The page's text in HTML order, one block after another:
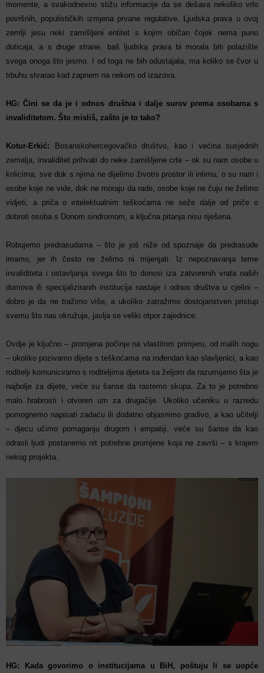
momente, a svakodnevno stižu informacije da se dešava nekoliko vrlo
površnih, populističkih izmjena prvane regulative. Ljudska prava u ovoj
zemlji jesu neki zamišljeni entitet s kojim običan čojek nema puno
doticaja, a s druge strane, baš ljudska prava bi morala biti polazište
svega onoga što jesmo. I od toga ne bih odustajala, ma koliko se čvor u
trbuhu stvarao kad zapnem na nekom od izazova.
HG: Čini se da je i odnos društva i dalje surov prema osobama s
invaliditetom. Što misliš, zašto je to tako?
Kotur-Erkić: Bosanskohercegovačko društvo, kao i većina susjednih
zemalja, invaliditet prihvati do neke zamišljene crte – ok su nam osobe u
kolicima, sve dok s njima ne dijelimo životni prostor ili intimu, o su nam i
osobe koje ne vide, dok ne moraju da rade, osobe koje ne čuju ne želimo
vidjeti, a priča o intelektualnim teškoćama ne seže dalje od priče o
dobroti osoba s Donom sindromom, a ključna pitanja nisu riješena.
Robujemo predrasudama – što je još niže od spoznaje da predrasude
imamo, jer ih često ne želimo ni mijenjati. Iz nepoznavanja teme
invaliditeta i ostavljanja svega što to donosi iza zatvorenih vrata naših
domova ili specijaliziranih institucija nastaje i odnos društva u cjelini –
dobro je da ne tražimo više, a ukoliko zatražimo dostojanstven pristup
svemu što nas okružuje, javlja se veliki otpor zajednice.
Ovdje je ključno – promjena počinje na vlastitom primjeru, od malih nogu
– ukoliko pozivamo dijete s teškoćama na rođendan kao slavljenici, a kao
roditelji komuniciramo s roditeljima djeteta sa željom da razumijemo šta je
najbolje za dijete, veće su šanse da rastemo skupa. Za to je potrebno
malo hrabrosti i otvoren um za drugačije. Ukoliko učeniku u razredu
pomognemo napisati zadaću ili dodatno objasnimo gradivo, a kao učitelji
– djecu učimo pomaganju drugom i empatiji, veće su šanse da kao
odrasli ljudi postanemo nit potrebne promjene koja ne završi – s krajem
nekog projekta.
HG: Kada govorimo o institucijama u BiH, poštuju li se uopće